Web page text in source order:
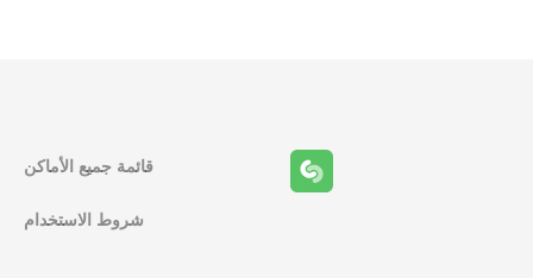
قائمة جميع الأماكن
شروط الاستخدام